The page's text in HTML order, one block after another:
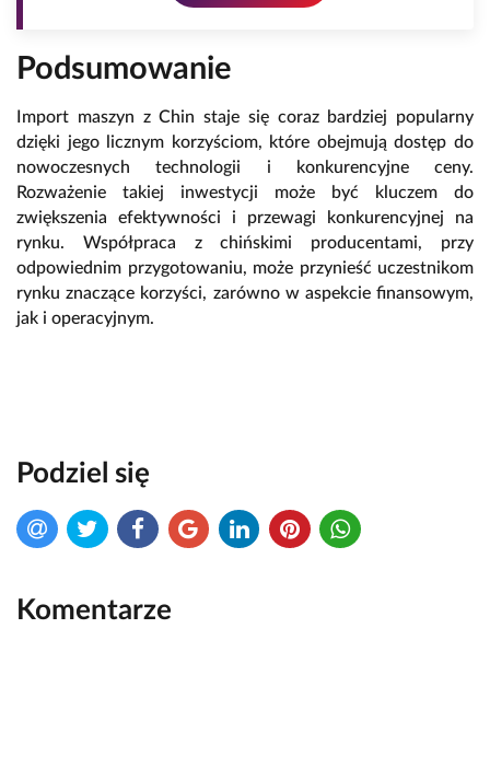
Podsumowanie
Import maszyn z Chin staje się coraz bardziej popularny
dzięki jego licznym korzyściom, które obejmują dostęp do
nowoczesnych technologii i konkurencyjne ceny.
Rozważenie takiej inwestycji może być kluczem do
zwiększenia efektywności i przewagi konkurencyjnej na
rynku. Współpraca z chińskimi producentami, przy
odpowiednim przygotowaniu, może przynieść uczestnikom
rynku znaczące korzyści, zarówno w aspekcie finansowym,
jak i operacyjnym.
Podziel się
Komentarze